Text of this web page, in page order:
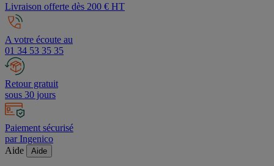
Livraison offerte dès 200 € HT
A votre écoute au
01 34 53 35 35
Retour gratuit
sous 30 jours
Paiement sécurisé
par Ingenico
Aide
Aide